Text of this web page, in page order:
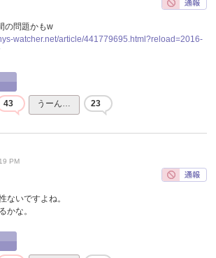
の問題かもw
watcher.net/article/441779695.html?reload=2016-
43 うーん… 23
PM
ないですよね。
かな。